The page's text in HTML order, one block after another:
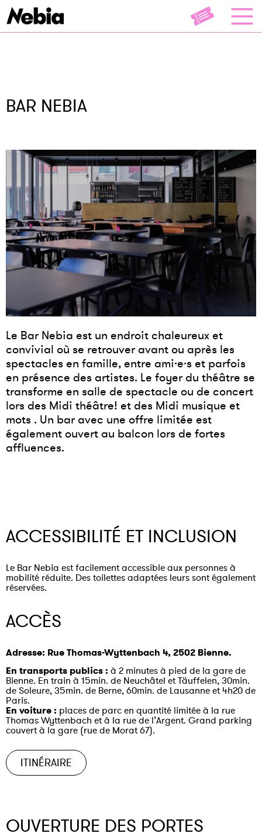
BAR NEBIA
Le Bar Nebia est un endroit chaleureux et
convivial où se retrouver avant ou après les
spectacles en famille, entre ami·e·s et parfois
en présence des artistes. Le foyer du théâtre se
transforme en salle de spectacle ou de concert
lors des Midi théâtre! et des Midi musique et
mots . Un bar avec une offre limitée est
également ouvert au balcon lors de fortes
affluences.
ACCÈS
Adresse: Rue Thomas-Wyttenbach 4, 2502 Bienne.
En transports publics : à 2 minutes à pied de la gare de
Bienne. En train à 15min. de Neuchâtel et Täuffelen, 30min.
de Soleure, 35min. de Berne, 60min. de Lausanne et 4h20 de
Paris.
En voiture : places de parc en quantité limitée à la rue
Thomas Wyttenbach et à la rue de l’Argent. Grand parking
couvert à la gare (rue de Morat 67).
ITINÉRAIRE
ACCESSIBILITÉ ET INCLUSION
Le Bar Nebia est facilement accessible aux personnes à
mobilité réduite. Des toilettes adaptées leurs sont également
réservées.
OUVERTURE DES PORTES